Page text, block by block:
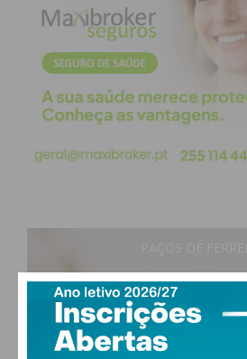
atualizada.
Eu li e concordo com
condições
29°